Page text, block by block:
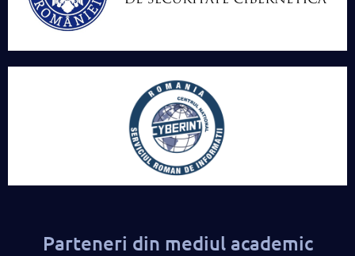
Parteneri din mediul academic